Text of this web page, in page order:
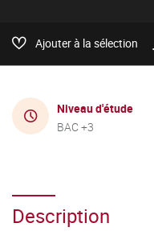
Ajouter à la sélection
Niveau d'étude
BAC +3
Description